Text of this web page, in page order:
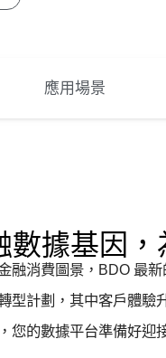
應用場景
數據基因，
融消費圖景，BDO 最
型計劃，其中客戶體驗
您的數據平台準備好迎